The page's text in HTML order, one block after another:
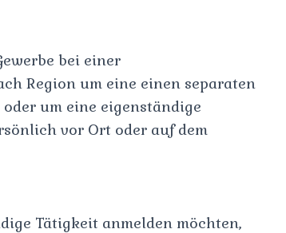
bei einer
Region um eine einen separaten
um eine eigenständige
vor Ort oder auf dem
Tätigkeit anmelden möchten,